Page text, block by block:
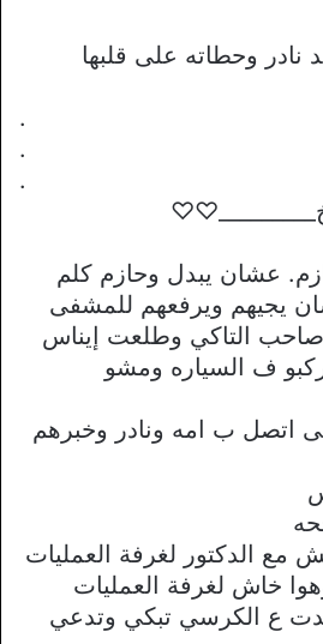
نادر وحطاته على قلبها
.
.
.
عشان يبدل وحازم كلم
يجيهم ويرفعهم للمشفى
التاكي وطلعت إيناس
ف السياره ومشو
اتصل ب امه ونادر وخبرهم
مع الدكتور لغرفة العمليات
خاش لغرفة العمليات
ع الكرسي تبكي وتدعي